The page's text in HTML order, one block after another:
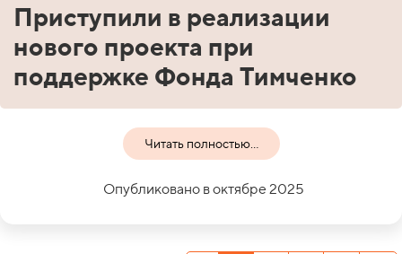
Приступили в реализации
нового проекта при
поддержке Фонда Тимченко
Читать полностью...
Опубликовано в октябре 2025